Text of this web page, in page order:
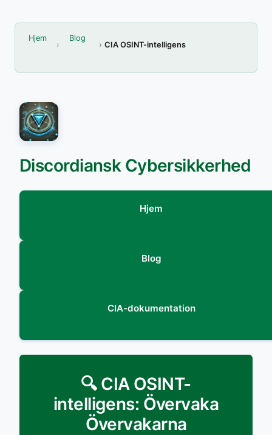
Hjem Blog
CIA OSINT-intelligens
Discordiansk Cybersikkerhed
Hjem
Blog
CIA-dokumentation
🔍 CIA OSINT-
intelligens: Övervaka
Övervakarna